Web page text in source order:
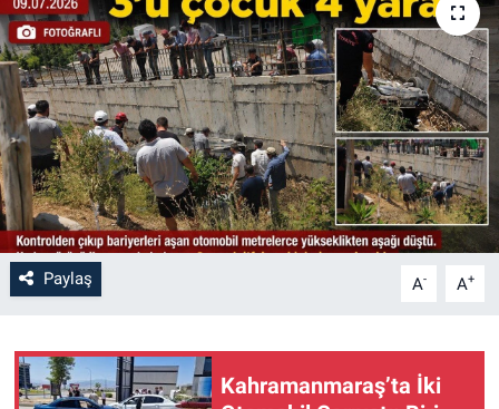
Paylaş A- A+
Kahramanmaraş’ta İki
SAĞLIK
YAŞAM
EĞİTİM
ASAYİŞ
MAGAZİN
ÇEVRE